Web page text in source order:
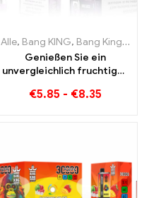
,Einweg-E-
Alle, Bang KING, Bang King Smart Screen 15000 Puff
Genießen Sie ein
unvergleichlich fruchtiges
Jelly Bang King Smart
€5.85 - €8.35